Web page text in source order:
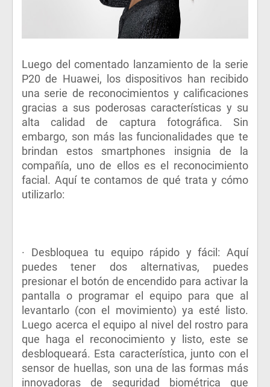
Luego del comentado lanzamiento de la serie
P20 de Huawei, los dispositivos han recibido
una serie de reconocimientos y calificaciones
gracias a sus poderosas características y su
alta calidad de captura fotográfica. Sin
embargo, son más las funcionalidades que te
brindan estos smartphones insignia de la
compañía, uno de ellos es el reconocimiento
facial. Aquí te contamos de qué trata y cómo
utilizarlo:
· Desbloquea tu equipo rápido y fácil: Aquí
puedes tener dos alternativas, puedes
presionar el botón de encendido para activar la
pantalla o programar el equipo para que al
levantarlo (con el movimiento) ya esté listo.
Luego acerca el equipo al nivel del rostro para
que haga el reconocimiento y listo, este se
desbloqueará. Esta característica, junto con el
sensor de huellas, son una de las formas más
innovadoras de seguridad biométrica que